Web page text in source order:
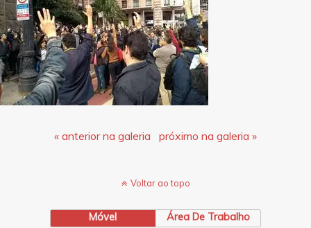
« anterior na galeria próximo na galeria »
Voltar ao topo
Móvel Área De Trabalho